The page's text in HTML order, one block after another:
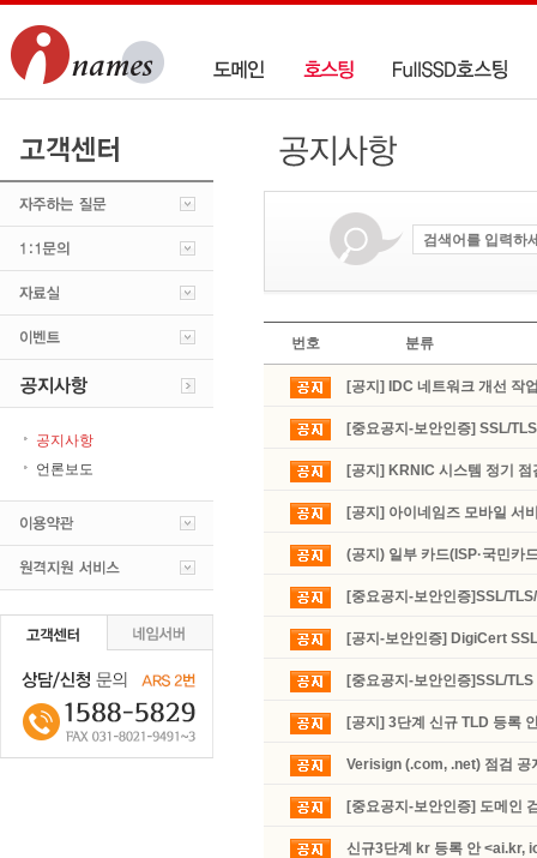
공지사항
언론보도
번호 분류
[공지] IDC 네트워크 개선 작
[중요공지-보안인증] SSL/
[공지] KRNIC 시스템 정기
[공지] 아이네임즈 모바일 서
(공지) 일부 카드(ISP·국민카
[중요공지-보안인증]SSL/
[공지-보안인증] DigiCert
[중요공지-보안인증]SSL/
[공지] 3단계 신규 TLD 등록
Verisign (.com, .net) 점검 공
[중요공지-보안인증] 도메인
신규3단계 kr 등록 안 <ai.kr,